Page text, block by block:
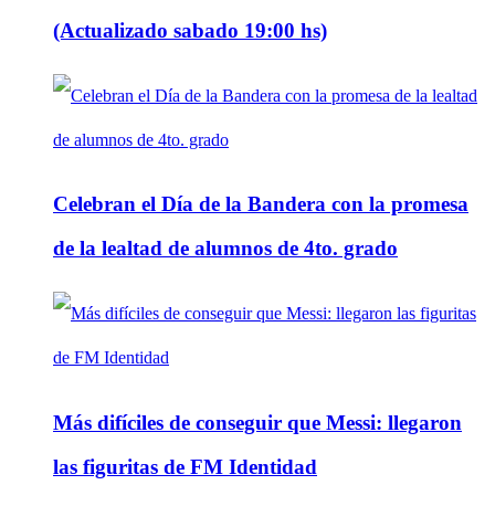
(Actualizado sabado 19:00 hs)
Celebran el Día de la Bandera con la promesa
de la lealtad de alumnos de 4to. grado
Más difíciles de conseguir que Messi: llegaron
las figuritas de FM Identidad